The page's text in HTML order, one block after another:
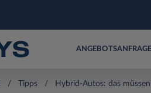
ANGEBOTSANFRAGE
Tipps Hybrid-Autos: das